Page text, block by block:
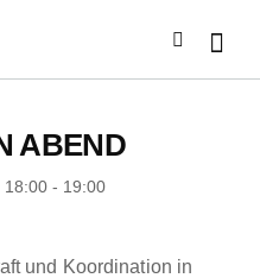
ABEND
18:00- 19:00
und Koordination in